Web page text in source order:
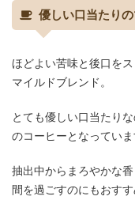
優しい口当たり
ほどよい苦味と後口を
マイルドブレンド。
とても優しい口当たり
のコーヒーとなっていま
抽出中からまろやかな
間を過ごすのにもおす